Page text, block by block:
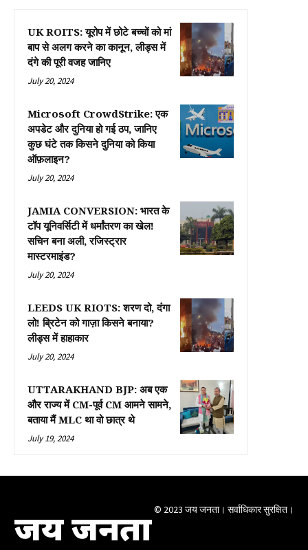
UK ROITS: यूरोप में छोटे बच्चों को मां
बाप से अलग करने का कानून, लीड्स में
दंगे की पूरी वजह जानिए
July 20, 2024
Microsoft CrowdStrike: एक
अपडेट और दुनिया हो गई ठप, जानिए
कुछ घंटे तक किसने दुनिया को किया
ऑफ़लाइन?
July 20, 2024
JAMIA CONVERSION: भारत के
टॉप यूनिवर्सिटी में धर्मांतरण का खेल!
सचिन बना अली, रजिस्ट्रार
मास्टरमाइंड?
July 20, 2024
LEEDS UK RIOTS: शरण दो, दंगा
लो! ब्रिटेन को गाज़ा किसने बनाया?
लीड्स में हाहाकार
July 20, 2024
UTTARAKHAND BJP: अब एक
और राज्य में CM-पूर्व CM आमने सामने,
बताया मैं MLC था वो छात्र थे
July 19, 2024
जय जनता © 2023 जय जनता। सर्वाधिकार सुरक्षित।